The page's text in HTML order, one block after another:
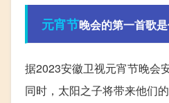
元宵节晚会的第一首歌
据2023安徽卫视元宵节晚会
同时，太阳之子将带来他们